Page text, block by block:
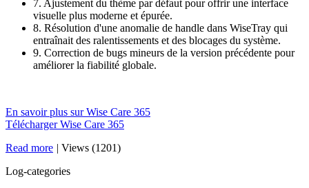
7. Ajustement du thème par défaut pour offrir une interface
visuelle plus moderne et épurée.
8. Résolution d'une anomalie de handle dans WiseTray qui
entraînait des ralentissements et des blocages du système.
9. Correction de bugs mineurs de la version précédente pour
améliorer la fiabilité globale.
En savoir plus sur Wise Care 365
Télécharger Wise Care 365
Read more | Views (1201)
Log-categories